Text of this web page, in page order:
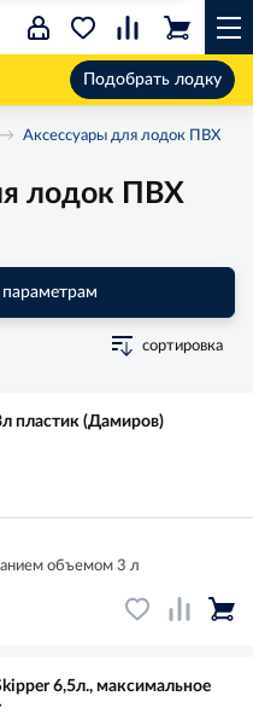
Подобрать лодку
Аксессуары для лодок ПВХ
лодок ПВХ
сортировка
пластик (Дамиров)
объемом 3 л
6,5л., максимальное